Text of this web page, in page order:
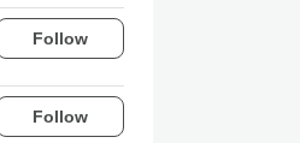
Follow
Follow